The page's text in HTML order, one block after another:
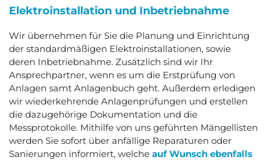
Elektroinstallation und Inbetriebnahme
Wir übernehmen für Sie die Planung und Einrichtung
der standardmäßigen Elektroinstallationen, sowie
deren Inbetriebnahme. Zusätzlich sind wir Ihr
Ansprechpartner, wenn es um die Erstprüfung von
Anlagen samt Anlagenbuch geht. Außerdem erledigen
wir wiederkehrende Anlagenprüfungen und erstellen
die dazugehörige Dokumentation und die
Messprotokolle. Mithilfe von uns geführten Mängellisten
werden Sie sofort über anfällige Reparaturen oder
Sanierungen informiert, welche auf Wunsch ebenfalls